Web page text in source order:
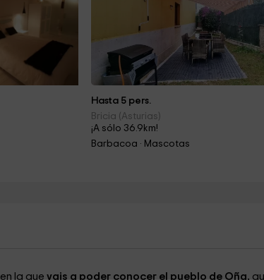
Hasta 5 pers.
Bricia (Asturias)
¡A sólo 36.9km!
Barbacoa · Mascotas
en la que vais a poder conocer el pueblo de Oña,